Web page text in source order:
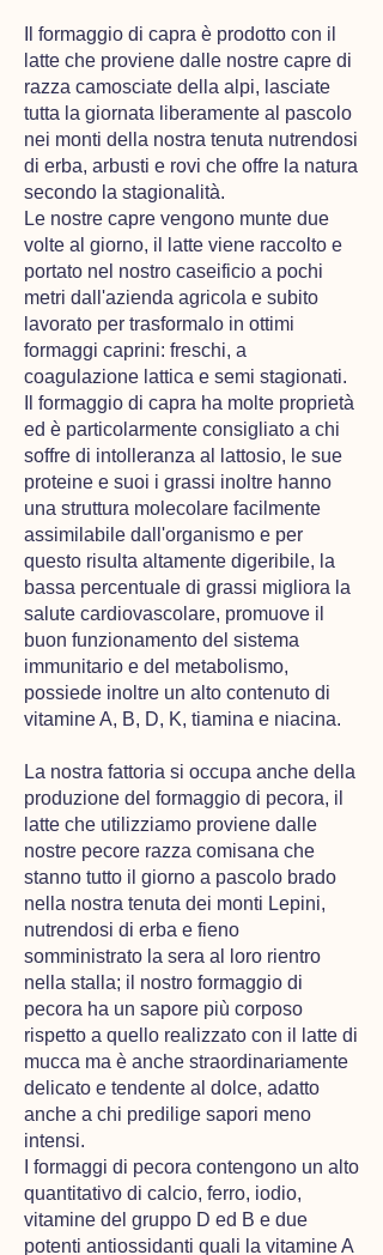
Il ​formaggio ​di capra ​è prodotto con il
latte che proviene dalle nostre capre di
razza camosciate della alpi, lasciate
tutta la giornata liberamente al pascolo
nei monti della nostra tenuta nutrendosi
di erba, arbusti e rovi​​ che offre la natura
secondo la stagionalità.
Le nostre capre vengono munte due
volte al giorno, il latte viene raccolto e
portato nel nostro caseificio a pochi
metri dall'azienda agricola e subito
lavorato per trasformalo in ottimi
formaggi caprini: freschi, a
coagulazione lattica e semi stagionati.
Il formaggio di capra ha molte proprietà
ed è ​particolarmente consigliato a chi
soffre di intolleranza al lattosio, le sue
proteine e suoi i grassi in​oltre ​hanno
una struttura molecolare facilmente
assimilabile dall'organismo e per
questo risulta altamente digeribile​, ​la ​
bassa​​​ percentuale di grassi migliora la
salute cardiovascolare, promuove il
buon funzionamento del sistema
immunitario​ e del metabolismo​,​
possiede inoltre un alto contenuto di
vitamine A, B, D, K, tiamina e niacina.​
La nostra fattoria si occupa anche della
produzione del formaggio di pecora​, il
latte che utilizziamo proviene dalle
nostre pecore razza comisana che
stanno tutto il giorno a pascolo brado
nella nostra tenuta dei monti Lepini,
nutrendosi di erba e fieno
somministrato la sera al loro rientro
nella stalla; ​il nostro formaggio di
pecora ha un sapore più corposo
rispetto a quello realizzato con il latte di
mucca ma è anche straordinariamente
delicato e tendente al dolce, adatto
anche a chi predilige sapori meno
intensi.
I formaggi di pecora contengono un alto
quantitativo di calcio, ferro, iodio,
vitamine del gruppo D ed B e due
potenti antiossidanti​ quali​ la vitamine A